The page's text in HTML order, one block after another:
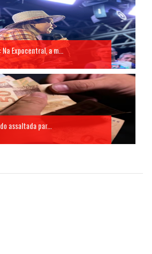
Na Expocentral, a m...
assaltada par...